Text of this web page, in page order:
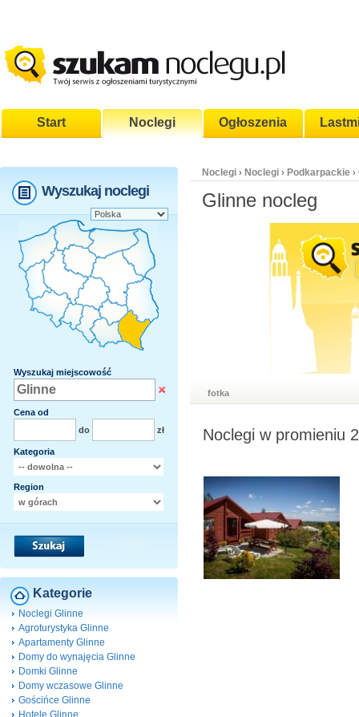
Start Noclegi Ogłoszenia
Wyszukaj noclegi
Wyszukaj miejscowość
Cena od
do
zł
Kategoria
Region
Kategorie
Noclegi Glinne
Agroturystyka Glinne
Apartamenty Glinne
Domy do wynajęcia Glinne
Domki Glinne
Domy wczasowe Glinne
Gościńce Glinne
Hotele Glinne
Noclegi › Noclegi › Podkarpackie ›
Glinne nocleg
fotka
Noclegi w promieniu